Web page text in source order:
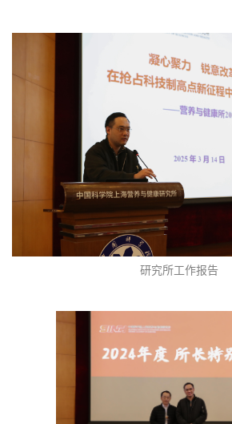
研究所工作报告